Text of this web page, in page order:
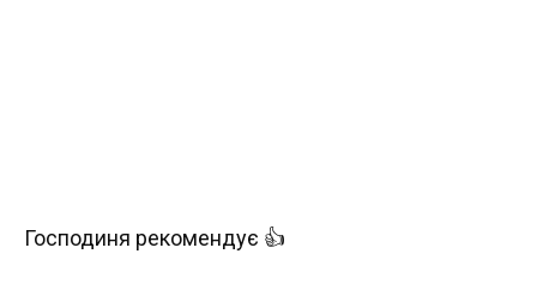
Господиня рекомендує 👍